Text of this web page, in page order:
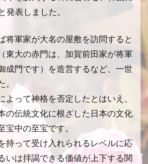
発表しました。
将軍家が大名の屋敷を訪問すると
東大の赤門は、加賀前田家が将軍
成門です）を造営するなど、一世
よって神格を否定したとはいえ、
の伝統文化に根ざした日本の文化
宝中の至宝です。
持って受け入れられるレベルに応
いは拝謁できる価値が上下する関